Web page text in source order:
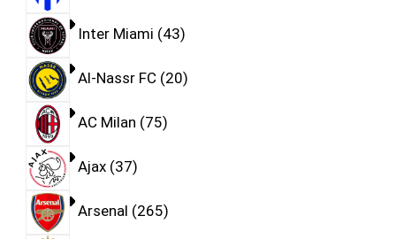
Inter Miami 43
Al-Nassr FC 20
AC Milan 75
Ajax 37
Arsenal 265